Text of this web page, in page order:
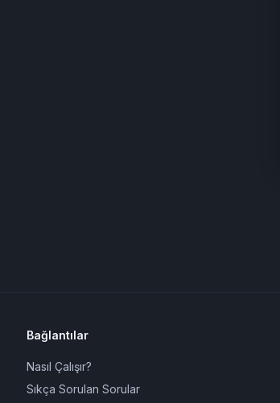
Bağlantılar
Nasıl Çalışır?
Sıkça Sorulan Sorular